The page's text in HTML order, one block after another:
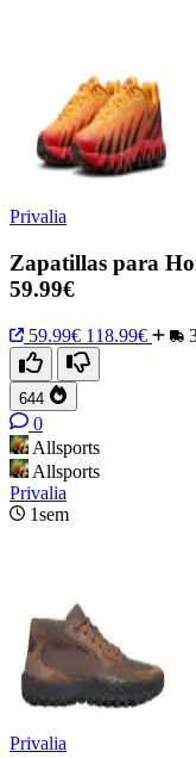
Privalia
Zapatillas para
59.99€
59.99€ 118.99€
644
0
Allsports
Allsports
Privalia
1sem
Privalia